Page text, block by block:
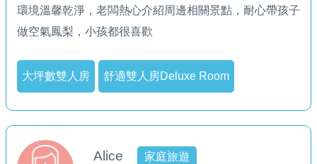
環境溫馨乾淨，老闆熱心介紹周邊相關景點，耐心帶孩子
做空氣鳳梨，小孩都很喜歡
大坪數雙人房 舒適雙人房Deluxe Room
Alice 家庭旅遊